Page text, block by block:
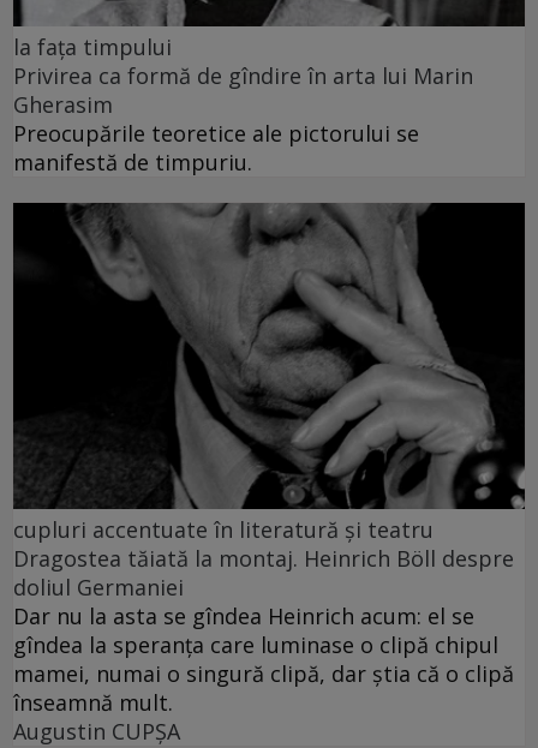
la fața timpului
Privirea ca formă de gîndire în arta lui Marin
Gherasim
Preocupările teoretice ale pictorului se
manifestă de timpuriu.
cupluri accentuate în literatură și teatru
Dragostea tăiată la montaj. Heinrich Böll despre
doliul Germaniei
Dar nu la asta se gîndea Heinrich acum: el se
gîndea la speranța care luminase o clipă chipul
mamei, numai o singură clipă, dar știa că o clipă
înseamnă mult.
Augustin CUPȘA